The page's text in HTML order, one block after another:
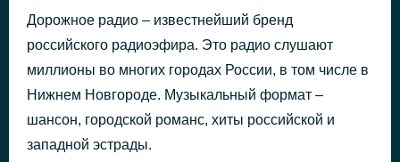
Дорожное радио – известнейший бренд
российского радиоэфира. Это радио слушают
миллионы во многих городах России, в том числе в
Нижнем Новгороде. Музыкальный формат –
шансон, городской романс, хиты российской и
западной эстрады.